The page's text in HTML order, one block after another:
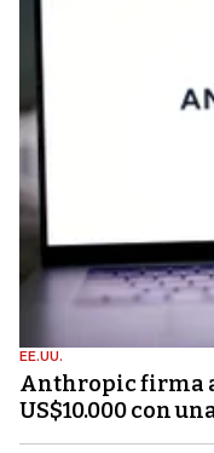
EE.UU.
Anthropic firma
US$10.000 con